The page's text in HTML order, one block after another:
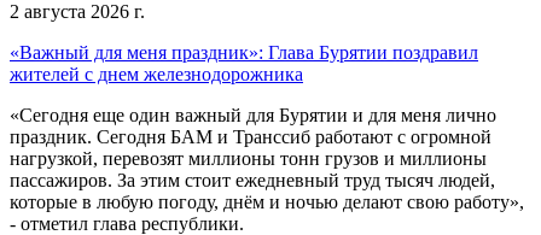
2 августа 2026 г.
«Важный для меня праздник»: Глава Бурятии поздравил
жителей с днем железнодорожника
«Сегодня еще один важный для Бурятии и для меня лично
праздник. Сегодня БАМ и Транссиб работают с огромной
нагрузкой, перевозят миллионы тонн грузов и миллионы
пассажиров. За этим стоит ежедневный труд тысяч людей,
которые в любую погоду, днём и ночью делают свою работу»,
- отметил глава республики.